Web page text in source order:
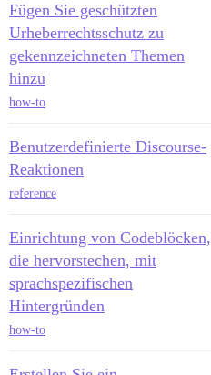
Fügen Sie geschützten
Urheberrechtsschutz zu
gekennzeichneten Themen
hinzu
how-to
Benutzerdefinierte Discourse-
Reaktionen
reference
Einrichtung von Codeblöcken,
die hervorstechen, mit
sprachspezifischen
Hintergründen
how-to